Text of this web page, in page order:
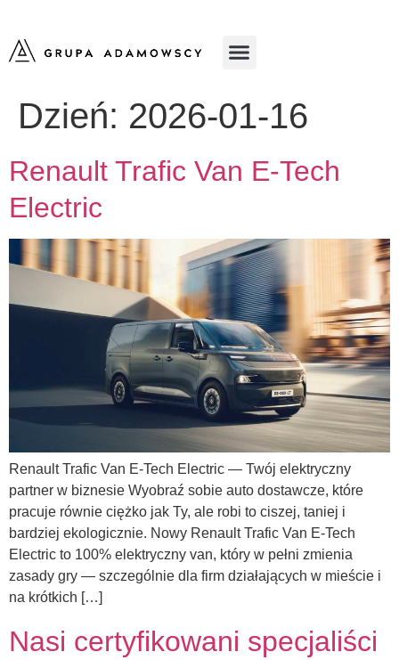
Dzień: 2026-01-16
Renault Trafic Van E-Tech
Electric
Renault Trafic Van E-Tech Electric — Twój elektryczny
partner w biznesie Wyobraź sobie auto dostawcze, które
pracuje równie ciężko jak Ty, ale robi to ciszej, taniej i
bardziej ekologicznie. Nowy Renault Trafic Van E-Tech
Electric to 100% elektryczny van, który w pełni zmienia
zasady gry — szczególnie dla firm działających w mieście i
na krótkich […]
Nasi certyfikowani specjaliści